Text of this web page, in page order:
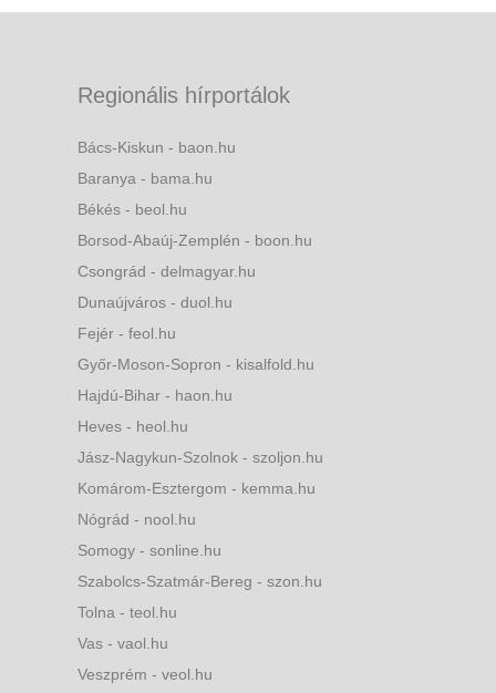
Regionális hírportálok
Bács-Kiskun - baon.hu
Baranya - bama.hu
Békés - beol.hu
Borsod-Abaúj-Zemplén - boon.hu
Csongrád - delmagyar.hu
Dunaújváros - duol.hu
Fejér - feol.hu
Győr-Moson-Sopron - kisalfold.hu
Hajdú-Bihar - haon.hu
Heves - heol.hu
Jász-Nagykun-Szolnok - szoljon.hu
Komárom-Esztergom - kemma.hu
Nógrád - nool.hu
Somogy - sonline.hu
Szabolcs-Szatmár-Bereg - szon.hu
Tolna - teol.hu
Vas - vaol.hu
Veszprém - veol.hu